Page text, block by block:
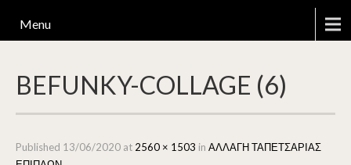
Menu
BEFUNKY-COLLAGE (6)
Published 13/06/2020 at 2560 × 1503 in ΑΛΛΑΓΗ ΤΑΠΕΤΣΑΡΙΑΣ